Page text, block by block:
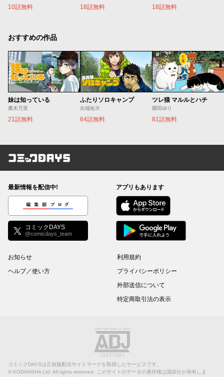
10話無料 18話無料 18話無料
おすすめの作品
妹は知っている
雁木万里
21話無料
ふたりソロキャンプ
出端祐大
64話無料
ツレ猫 マルルとハチ
園田ゆり
81話無料
コミックDAYS
最新情報を配信中!
編集部ブログ
コミックDAYS
@comicdays_team
アプリもあります
お知らせ
ヘルプ／使い方
利用規約
プライバシーポリシー
外部送信について
特定商取引法の表示
コミックDAYSは正規版配信サイトマークを取得したサービスです。
© KODANSHA Ltd. All rights reserved. このサイトのデータの著作権は講談社が保有しま